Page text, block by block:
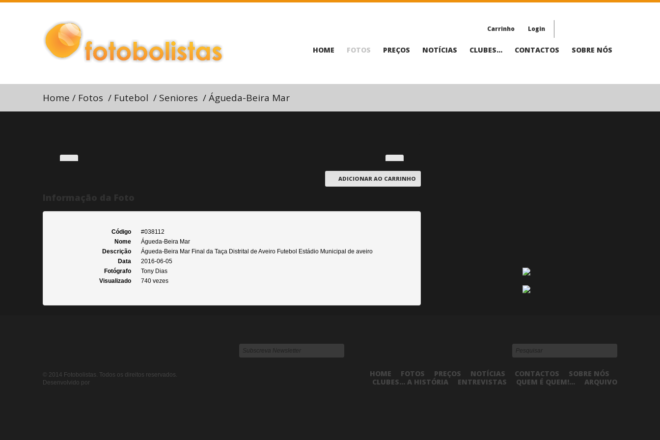
Carrinho Login
HOME FOTOS PREÇOS NOTÍCIAS CLUBES... CONTACTOS SOBRE NÓS
Home / Fotos / Futebol / Seniores /Águeda-Beira Mar
ADICIONAR AO CARRINHO
Código
#038112
Nome
Águeda-Beira Mar
Descrição
Águeda-Beira Mar Final da Taça Distrital de Aveiro Futebol Estádio Municipal de aveiro
Data
2016-06-05
Fotógrafo
Tony Dias
Visualizado
740 vezes
© 2014 Fotobolistas. Todos os direitos reservados.
Desenvolvido por
HOME FOTOS PREÇOS NOTÍCIAS CONTACTOS
SOBRE NÓS
CLUBES... A HISTÓRIA
ENTREVISTAS QUEM É QUEM!... ARQUIVO